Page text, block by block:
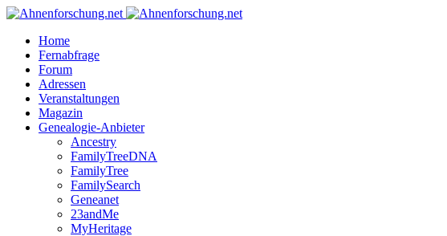
Home
Fernabfrage
Forum
Adressen
Veranstaltungen
Magazin
Genealogie-Anbieter
Ancestry
FamilyTreeDNA
FamilyTree
FamilySearch
Geneanet
23andMe
MyHeritage